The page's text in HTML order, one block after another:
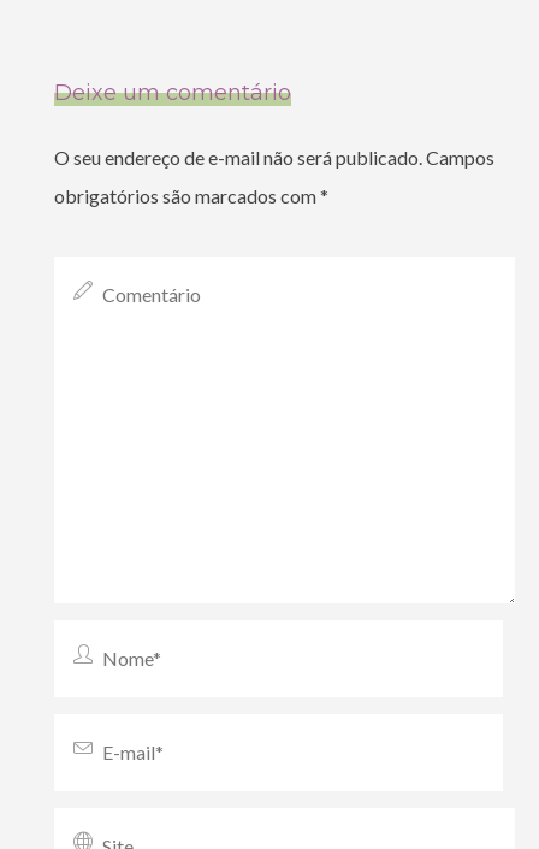
Deixe um comentário
O seu endereço de e-mail não será publicado.Campos
obrigatórios são marcados com*